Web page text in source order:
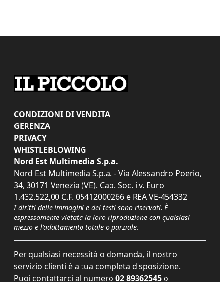
CONDIZIONI DI VENDITA
GERENZA
PRIVACY
WHISTLEBLOWING
Nord Est Multimedia S.p.a.
Nord Est Multimedia S.p.a. - Via Alessandro Poerio,
34, 30171 Venezia (VE). Cap. Soc. i.v. Euro
1.432.522,00 C.F. 05412000266 e REA VE-454332
I diritti delle immagini e dei testi sono riservati. È
espressamente vietata la loro riproduzione con qualsiasi
mezzo e l'adattamento totale o parziale.
Per qualsiasi necessità o domanda, il nostro
servizio clienti è a tua completa disposizione.
Puoi contattarci al numero 02 89362545 o